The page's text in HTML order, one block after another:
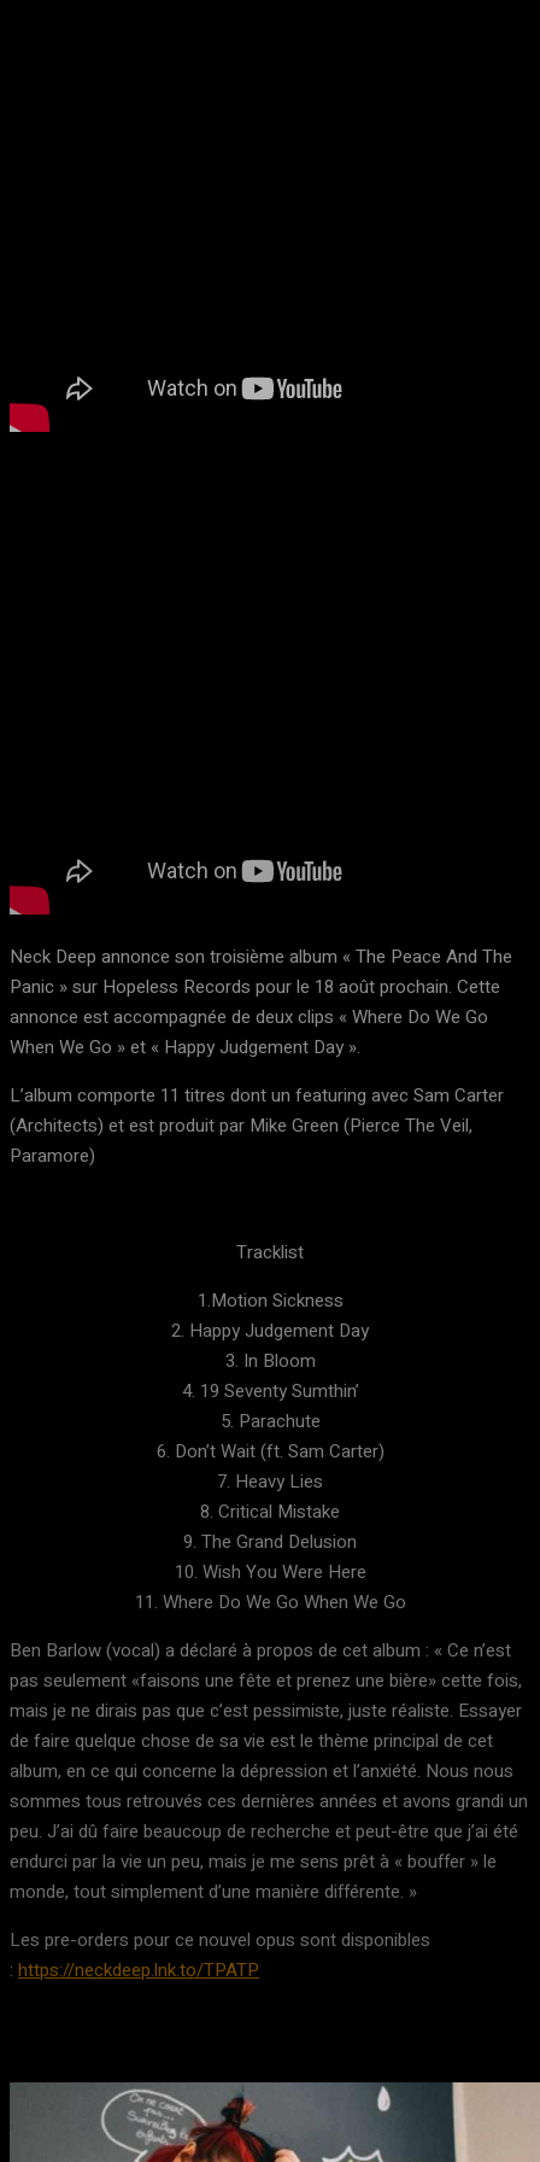
Neck Deep annonce son troisième album « The Peace And The
Panic » sur Hopeless Records pour le 18 août prochain. Cette
annonce est accompagnée de deux clips « Where Do We Go
When We Go » et « Happy Judgement Day ».
L’album comporte 11 titres dont un featuring avec Sam Carter
(Architects) et est produit par Mike Green (Pierce The Veil,
Paramore)
Tracklist
1.Motion Sickness
2. Happy Judgement Day
3. In Bloom
4. 19 Seventy Sumthin’
5. Parachute
6. Don’t Wait (ft. Sam Carter)
7. Heavy Lies
8. Critical Mistake
9. The Grand Delusion
10. Wish You Were Here
11. Where Do We Go When We Go
Ben Barlow (vocal) a déclaré à propos de cet album : « Ce n’est
pas seulement «faisons une fête et prenez une bière» cette fois,
mais je ne dirais pas que c’est pessimiste, juste réaliste. Essayer
de faire quelque chose de sa vie est le thème principal de cet
album, en ce qui concerne la dépression et l’anxiété. Nous nous
sommes tous retrouvés ces dernières années et avons grandi un
peu. J’ai dû faire beaucoup de recherche et peut-être que j’ai été
endurci par la vie un peu, mais je me sens prêt à « bouffer » le
monde, tout simplement d’une manière différente. »
Les pre-orders pour ce nouvel opus sont disponibles
: https://neckdeep.lnk.to/TPATP